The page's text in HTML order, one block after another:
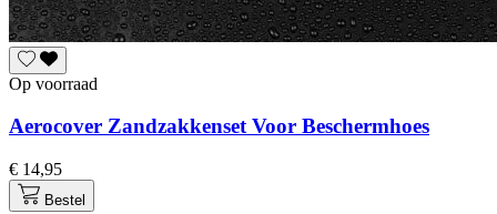
Op voorraad
Aerocover Zandzakkenset Voor Beschermhoes
€ 14,95
Bestel